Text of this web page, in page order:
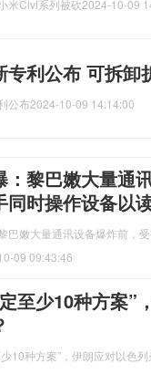
米Civi系列被砍2024-10-09
专利公布 可拆卸
公布2024-10-09 14:14:00
：黎巴嫩大量通
同时操作设备以
巴嫩大量通讯设备爆炸前，
09 09:43:46
至少10种方案”
10种方案”，伊朗应对以色